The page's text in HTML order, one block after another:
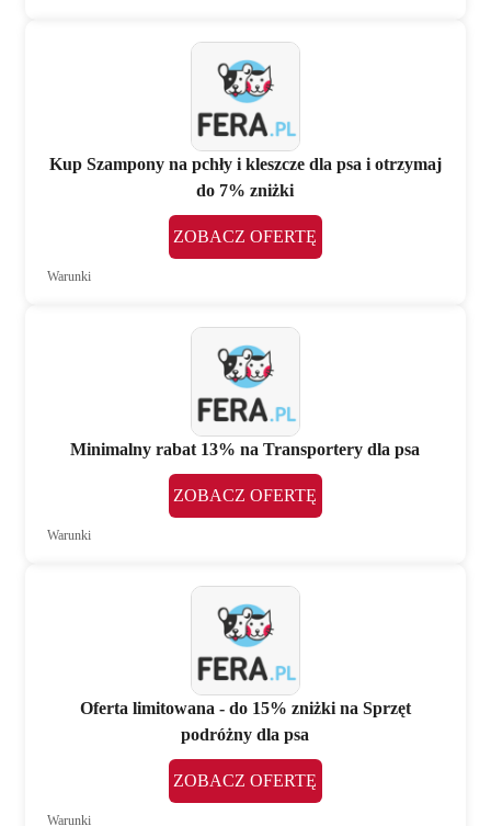
Kup Szampony na pchły i kleszcze dla psa i otrzymaj
do 7% zniżki
ZOBACZ OFERTĘ
Warunki
Minimalny rabat 13% na Transportery dla psa
ZOBACZ OFERTĘ
Warunki
Oferta limitowana - do 15% zniżki na Sprzęt
podróżny dla psa
ZOBACZ OFERTĘ
Warunki